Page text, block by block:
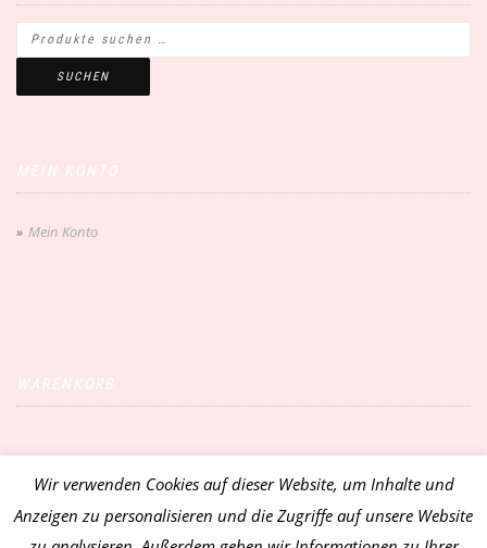
SUCHEN
Mein Konto
Wir verwenden Cookies auf dieser Website, um Inhalte und
Anzeigen zu personalisieren und die Zugriffe auf unsere Website